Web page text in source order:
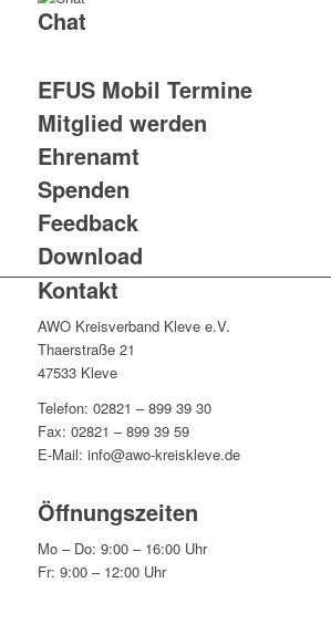
Chat
EFUS Mobil Termine
Mitglied werden
Ehrenamt
Spenden
Feedback
Download
Kontakt
AWO Kreisverband Kleve e.V.
Thaerstraße 21
47533 Kleve
Telefon: 02821 – 899 39 30
Fax: 02821 – 899 39 59
E-Mail: info@awo-kreiskleve.de
Öffnungszeiten
Mo – Do: 9:00 – 16:00 Uhr
Fr: 9:00 – 12:00 Uhr